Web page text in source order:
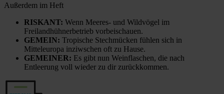
Außerdem im Heft
RISKANT: Wenn Meeres- und Wildvögel im
Freilandhühnerbetrieb vorbeischauen.
GEMEIN: Tropische Stechmücken fühlen sich in
Mitteleuropa inziwschen oft zu Hause.
GEMEINER: Es gibt nun Weinflaschen, die nach
Entleerung voll wieder zu dir zurückkommen.